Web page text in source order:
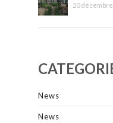
20
News
News